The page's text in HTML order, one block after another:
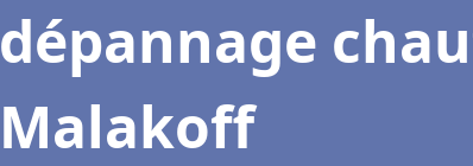
dépannage
Malakoff